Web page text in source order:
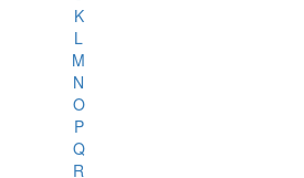
K
L
M
N
O
P
Q
R